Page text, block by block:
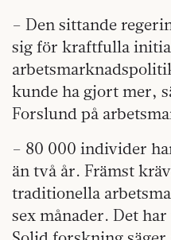
– Den sittande
sig för kraftfulla
kunde ha gjort mer,
Forslund på
– 80 000 individer
än två år. Främst
traditionella
sex månader. Det